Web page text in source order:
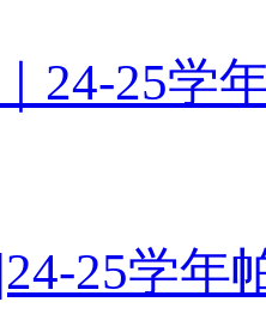
24-25学
25学年